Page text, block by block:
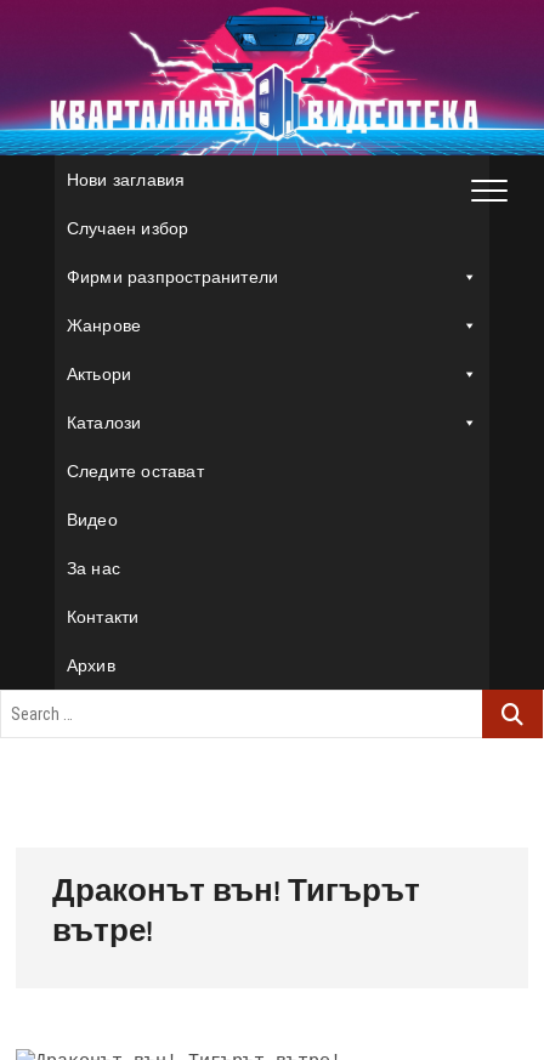
Нови заглавия
Случаен избор
Фирми разпространители
Жанрове
Актьори
Каталози
Следите остават
Видео
За нас
Контакти
Архив
Драконът вън! Тигърът
вътре!